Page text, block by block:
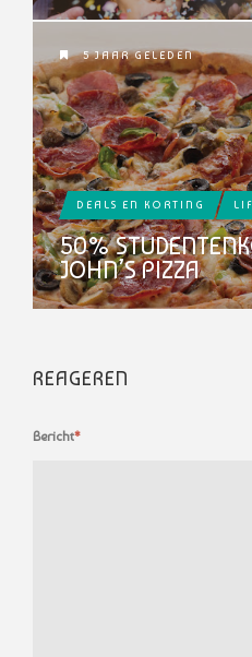
5 JAAR GELEDEN
DEALS EN KORTING
50%
JOHN’S PIZZA
REAGEREN
Bericht*